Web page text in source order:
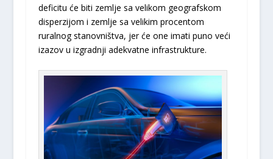
deficitu će biti zemlje sa velikom geografskom
disperzijom i zemlje sa velikim procentom
ruralnog stanovništva, jer će one imati puno veći
izazov u izgradnji adekvatne infrastrukture.